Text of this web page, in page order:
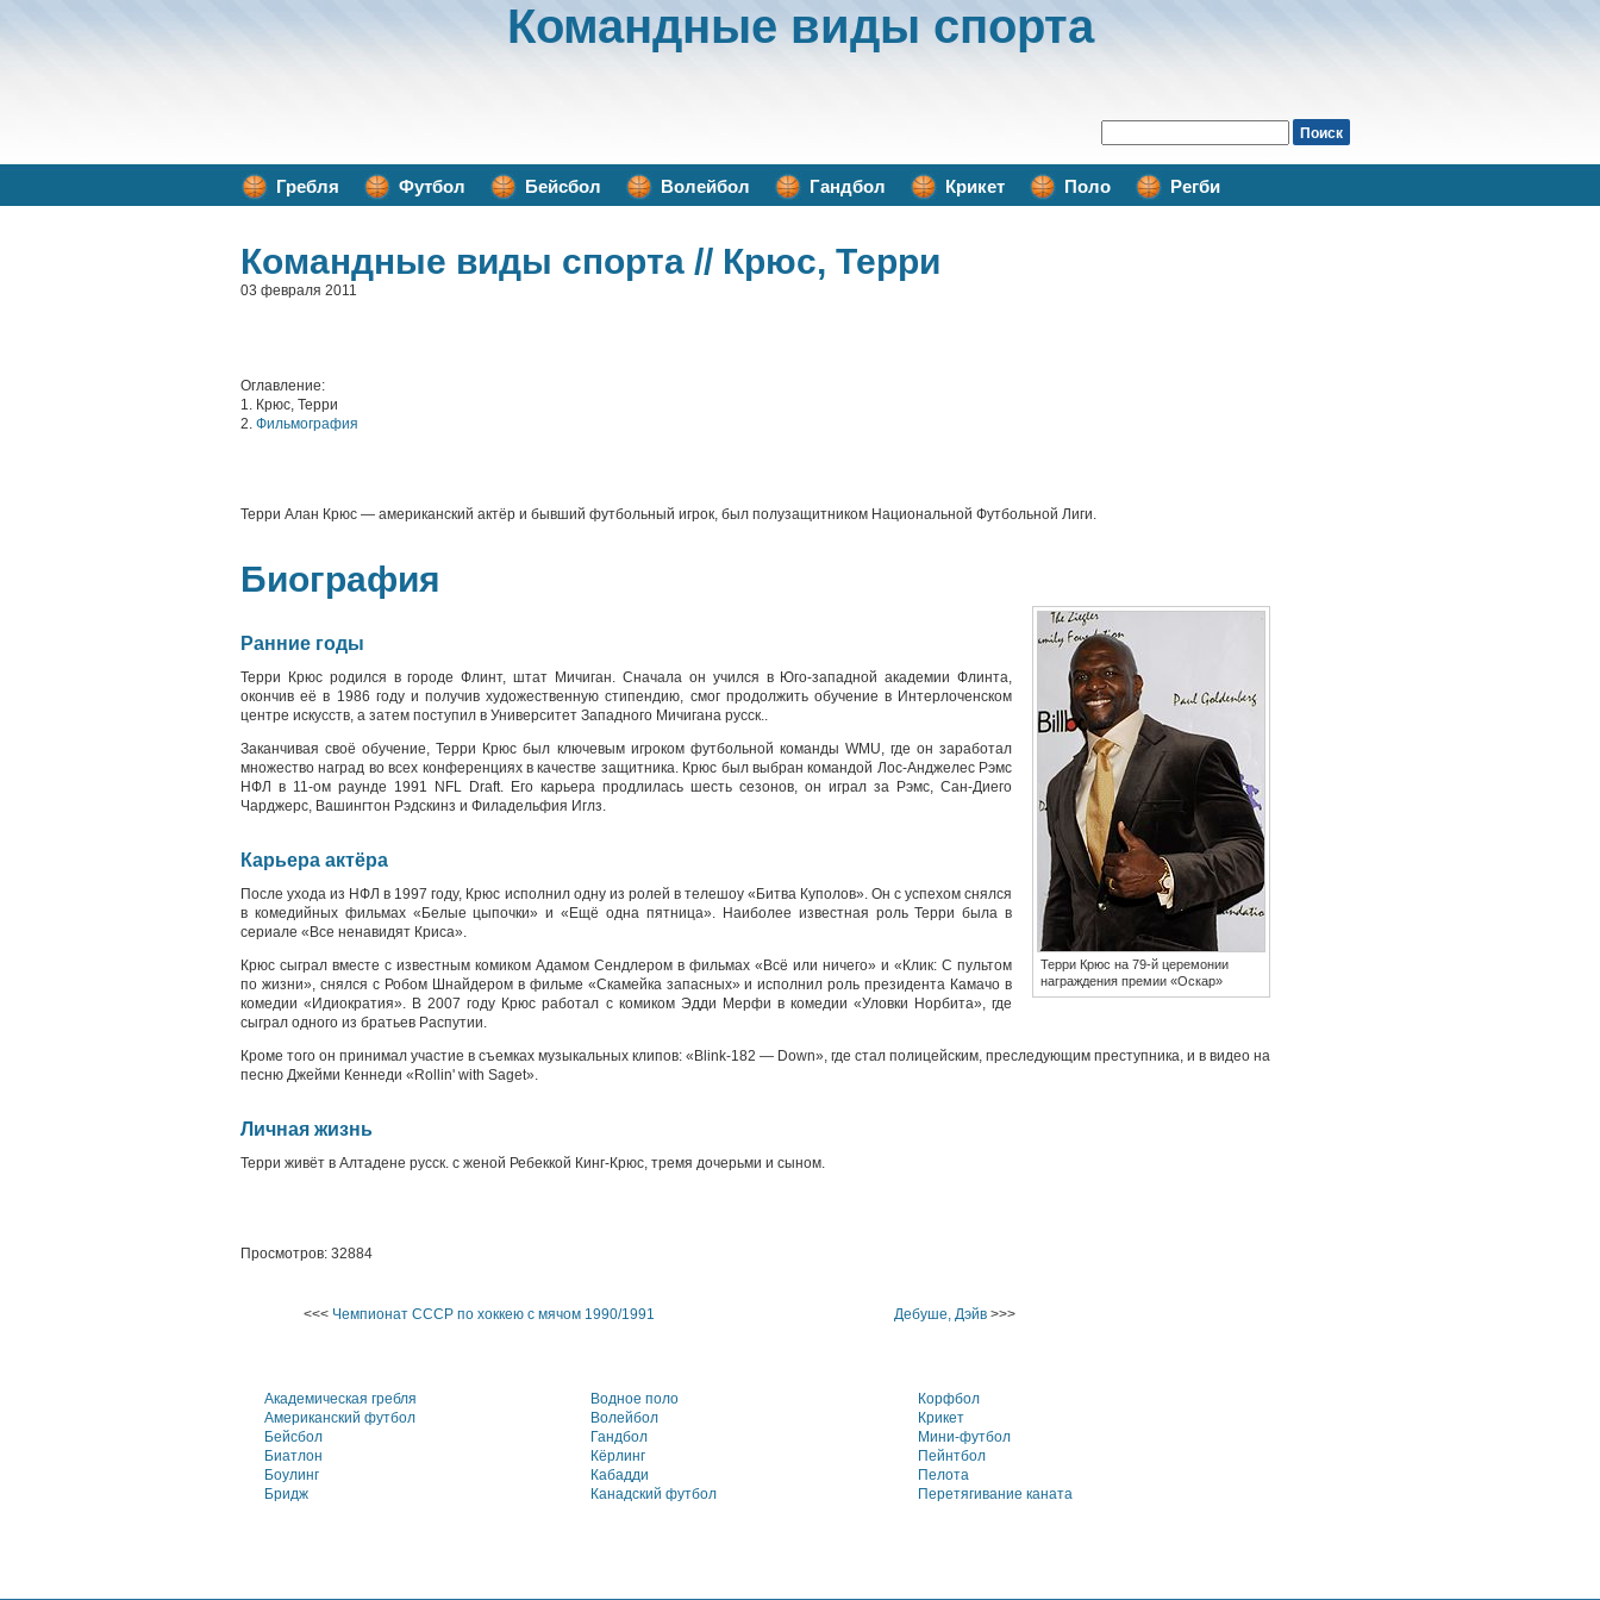
Командные виды спорта
Гребля Футбол Бейсбол Волейбол Гандбол Крикет Поло Регби
Командные виды спорта // Крюс, Терри
03 февраля 2011
Оглавление:
1. Крюс, Терри
2. Фильмография
Терри Алан Крюc — американский актёр и бывший футбольный игрок, был полузащитником Национальной Футбольной Лиги.
Биография
Терри Крюс на 79-й церемонии
награждения премии «Оскар»
Ранние годы
Терри Крюc родился в городе Флинт, штат Мичиган. Сначала он учился в Юго-западной академии Флинта,
окончив её в 1986 году и получив художественную стипендию, смог продолжить обучение в Интерлоченском
центре искусств, а затем поступил в Университет Западного Мичигана русск..
Заканчивая своё обучение, Терри Крюc был ключевым игроком футбольной команды WMU, где он заработал
множество наград во всех конференциях в качестве защитника. Крюc был выбран командой Лос-Анджелес Рэмс
НФЛ в 11-ом раунде 1991 NFL Draft. Его карьера продлилась шесть сезонов, он играл за Рэмс, Сан-Диего
Чарджерс, Вашингтон Рэдскинз и Филадельфия Иглз.
Карьера актёра
После ухода из НФЛ в 1997 году, Крюс исполнил одну из ролей в телешоу «Битва Куполов». Он с успехом снялся
в комедийных фильмах «Белые цыпочки» и «Ещё одна пятница». Наиболее известная роль Терри была в
сериале «Все ненавидят Криса».
Крюс сыграл вместе с известным комиком Адамом Сендлером в фильмах «Всё или ничего» и «Клик: С пультом
по жизни», снялся с Робом Шнайдером в фильме «Скамейка запасных» и исполнил роль президента Камачо в
комедии «Идиократия». В 2007 году Крюс работал с комиком Эдди Мерфи в комедии «Уловки Норбита», где
сыграл одного из братьев Распутии.
Кроме того он принимал участие в съемках музыкальных клипов: «Blink-182 — Down», где стал полицейским, преследующим преступника, и в видео на
песню Джейми Кеннеди «Rollin' with Saget».
Личная жизнь
Терри живёт в Алтадене русск. с женой Ребеккой Кинг-Крюс, тремя дочерьми и сыном.
Просмотров: 32884
<<< Чемпионат СССР по хоккею с мячом 1990/1991 Дебуше, Дэйв>>>
Академическая гребля
Американский футбол
Бейсбол
Биатлон
Боулинг
Бридж
Водное поло
Волейбол
Гандбол
Кёрлинг
Кабадди
Канадский футбол
Корфбол
Крикет
Мини-футбол
Пейнтбол
Пелота
Перетягивание каната